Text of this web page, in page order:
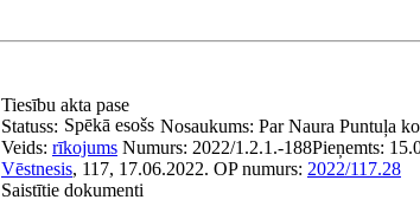
Tiesību akta pase
Nosaukums: Par Naura Puntuļa
Statuss: Spēkā esošs
Veids: rīkojums Numurs: 2022/1.2.1.-188Pieņemts:
Vēstnesis, 117, 17.06.2022. OP numurs: 2022/117.28
Saistītie dokumenti